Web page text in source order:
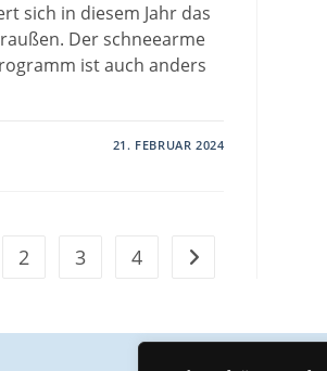
sich in diesem Jahr das
Der schneearme
ist auch anders
21. FEBRUAR 2024
2 3 4 Zur nächsten Seite